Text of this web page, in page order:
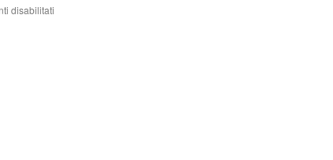
disabilitati